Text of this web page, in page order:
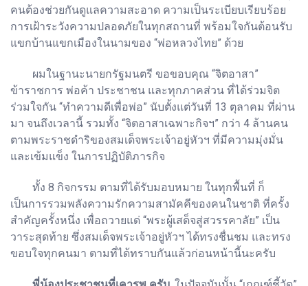
คนต้องช่วยกันดูแลความสะอาด ความเป็นระเบียบเรียบร้อย
การเฝ้าระวังความปลอดภัยในทุกสถานที่ พร้อมใจกันต้อนรับ
แขกบ้านแขกเมืองในนามของ “พ่อหลวงไทย” ด้วย
ผมในฐานะนายกรัฐมนตรี ขอขอบคุณ “จิตอาสา”
ข้าราชการ พ่อค้า ประชาชน และทุกภาคส่วน ที่ได้ร่วมจิต
ร่วมใจกัน “ทำความดีเพื่อพ่อ” นับตั้งแต่วันที่ 13 ตุลาคม ที่ผ่าน
มา จนถึงเวลานี้ รวมทั้ง “จิตอาสาเฉพาะกิจฯ” กว่า 4 ล้านคน
ตามพระราชดำริของสมเด็จพระเจ้าอยู่หัวฯ ที่มีความมุ่งมั่น
และเข้มแข็ง ในการปฏิบัติภารกิจ
ทั้ง 8 กิจกรรม ตามที่ได้รับมอบหมาย ในทุกพื้นที่ ก็
เป็นการรวมพลังความรักความสามัคคีของคนในชาติ ที่ครั้ง
สำคัญครั้งหนึ่ง เพื่อถวายแด่ “พระผู้เสด็จสู่สวรรคาลัย” เป็น
วาระสุดท้าย ซึ่งสมเด็จพระเจ้าอยู่หัวฯ ได้ทรงชื่นชม และทรง
ขอบใจทุกคนมา ตามที่ได้ทราบกันแล้วก่อนหน้านี้นะครับ